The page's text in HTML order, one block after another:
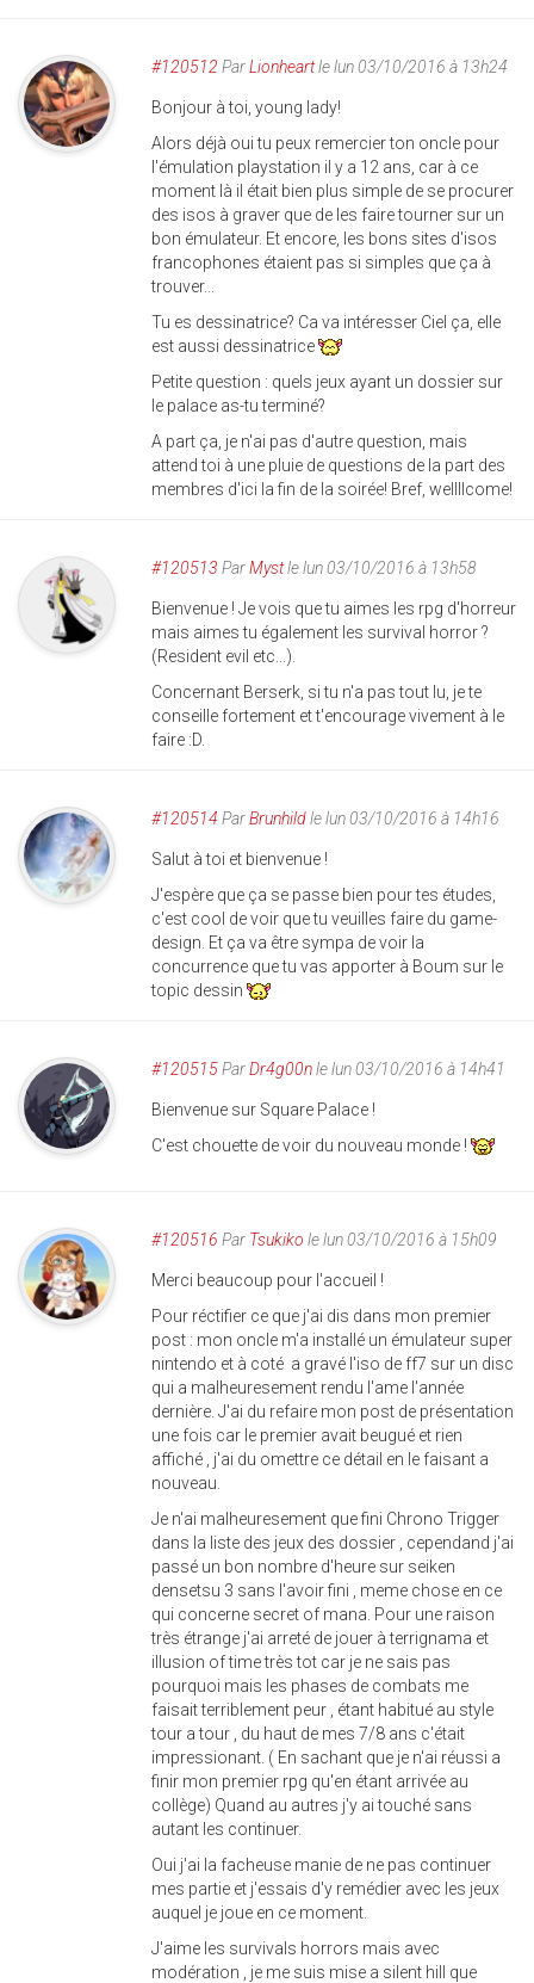
#120512 ParLionheartle lun 03/10/2016 à 13h24
Bonjour à toi, young lady!
Alors déjà oui tu peux remercier ton oncle pour
l'émulation playstation il y a 12 ans, car à ce
moment là il était bien plus simple de se procurer
des isos à graver que de les faire tourner sur un
bon émulateur. Et encore, les bons sites d'isos
francophones étaient pas si simples que ça à
trouver...
Tu es dessinatrice? Ca va intéresser Ciel ça, elle
est aussi dessinatrice
Petite question : quels jeux ayant un dossier sur
le palace as-tu terminé?
A part ça, je n'ai pas d'autre question, mais
attend toi à une pluie de questions de la part des
membres d'ici la fin de la soirée! Bref, wellllcome!
#120513 ParMystle lun 03/10/2016 à 13h58
Bienvenue ! Je vois que tu aimes les rpg d'horreur
mais aimes tu également les survival horror ?
(Resident evil etc...).
Concernant Berserk, si tu n'a pas tout lu, je te
conseille fortement et t'encourage vivement à le
faire :D.
#120514 ParBrunhildle lun 03/10/2016 à 14h16
Salut à toi et bienvenue !
J'espère que ça se passe bien pour tes études,
c'est cool de voir que tu veuilles faire du game-
design. Et ça va être sympa de voir la
concurrence que tu vas apporter à Boum sur le
topic dessin
#120515ParDr4g00nle lun 03/10/2016 à 14h41
Bienvenue sur Square Palace !
C'est chouette de voir du nouveau monde !
#120516 Par Tsukiko le lun 03/10/2016 à 15h09
Merci beaucoup pour l'accueil !
Pour réctifier ce que j'ai dis dans mon premier
post : mon oncle m'a installé un émulateur super
nintendo et à coté a gravé l'iso de ff7 sur un disc
qui a malheuresement rendu l'ame l'année
dernière. J'ai du refaire mon post de présentation
une fois car le premier avait beugué et rien
affiché , j'ai du omettre ce détail en le faisant a
nouveau.
Je n'ai malheuresement que fini Chrono Trigger
dans la liste des jeux des dossier , cependand j'ai
passé un bon nombre d'heure sur seiken
densetsu 3 sans l'avoir fini , meme chose en ce
qui concerne secret of mana. Pour une raison
très étrange j'ai arreté de jouer à terrignama et
illusion of time très tot car je ne sais pas
pourquoi mais les phases de combats me
faisait terriblement peur , étant habitué au style
tour a tour , du haut de mes 7/8 ans c'était
impressionant. ( En sachant que je n'ai réussi a
finir mon premier rpg qu'en étant arrivée au
collège) Quand au autres j'y ai touché sans
autant les continuer.
Oui j'ai la facheuse manie de ne pas continuer
mes partie et j'essais d'y remédier avec les jeux
auquel je joue en ce moment.
J'aime les survivals horrors mais avec
modération , je me suis mise a silent hill que